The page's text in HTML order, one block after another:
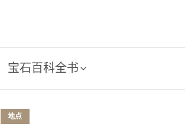
宝石百科全书
地点